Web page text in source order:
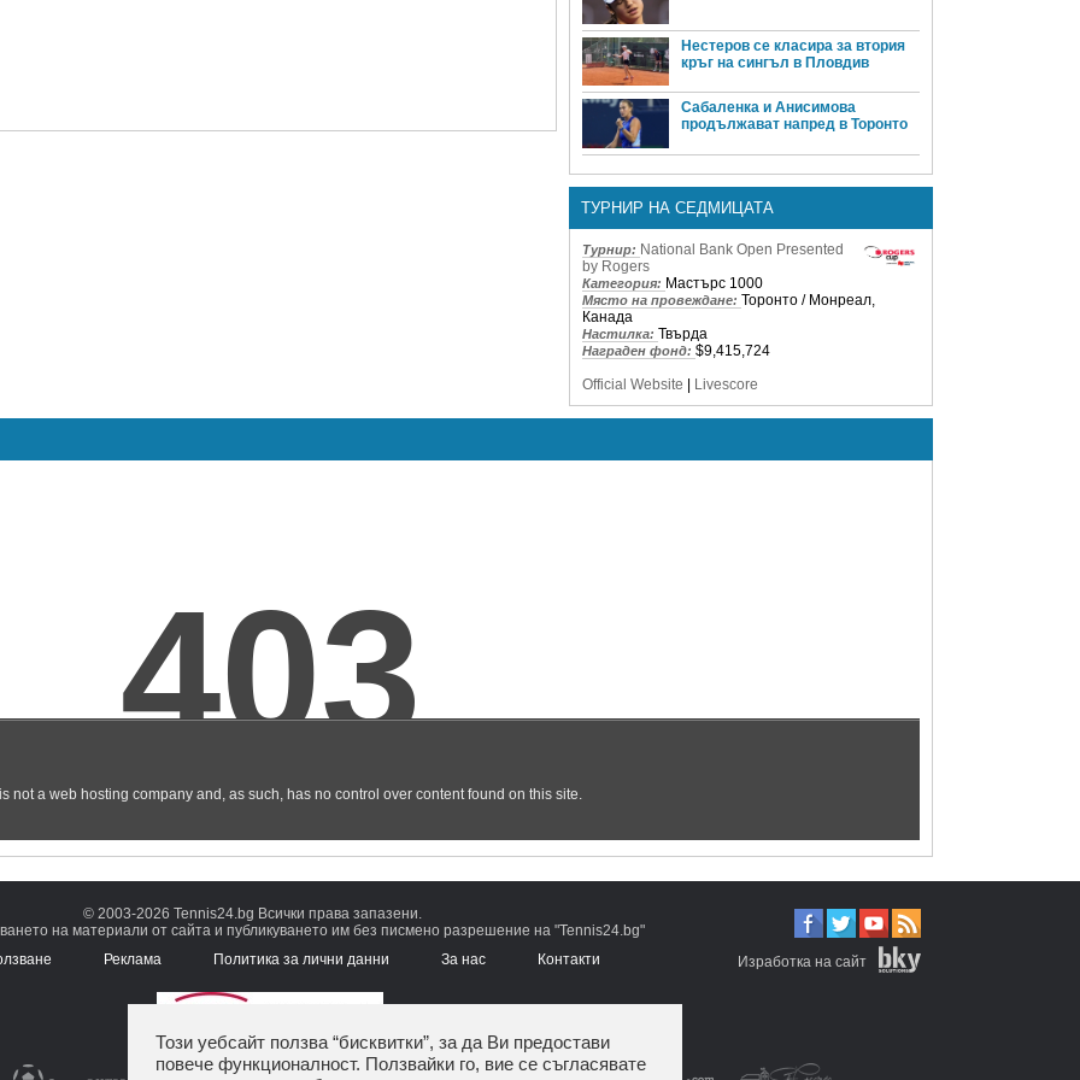
Нестеров се класира за втория
кръг на сингъл в Пловдив
Сабаленка и Анисимова
продължават напред в Торонто
ТУРНИР НА СЕДМИЦАТА
Турнир: National Bank Open Presented
by Rogers
Категория: Мастърс 1000
Място на провеждане: Торонто / Монреал,
Канада
Настилка: Твърда
Награден фонд: $9,415,724
Official Website | Livescore
© 2003-2026 Tennis24.bg Всички права запазени.
на материали от сайта и публикуването им без писмено разрешение на "Tennis24.bg"
Реклама Политика за лични данни За нас Контакти Изработка на сайт
Този уебсайт ползва “бисквитки”, за да Ви предостави
повече функционалност. Ползвайки го, вие се съгласявате